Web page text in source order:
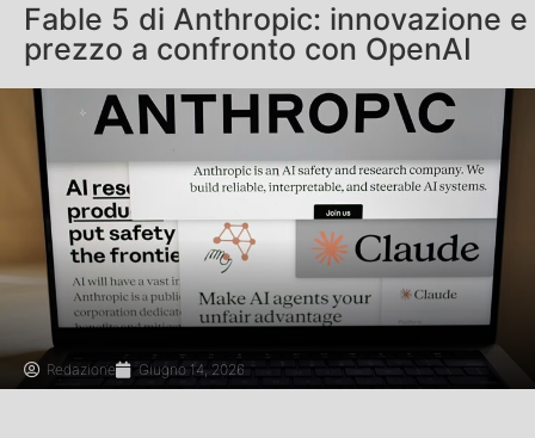
Fable 5 di Anthropic: innovazione e
prezzo a confronto con OpenAI
Redazione Giugno 14, 2026